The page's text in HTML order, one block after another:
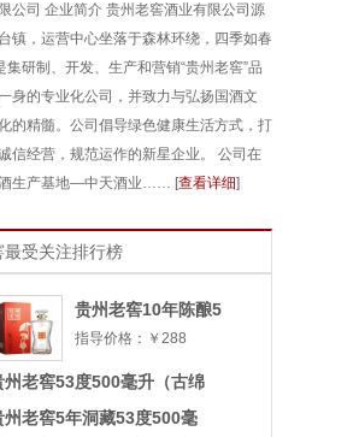
司 企业简介 贵州老窖酒业有限公司源
镇，运营中心坐落于森林环绕，四季如春
集研制、开发、生产和营销“贵州老窖”品
身的专业化公司，并致力与弘扬国酒文
的精髓。公司倡导绿色健康生活方式，打
信经营，规范运作的新星企业。 公司在
酒生产基地—中天酒业…… [查看详细]
最受关注排行榜
贵州老窖10年陈酿5
指导价格：￥288
州老窖53度500毫升（古绵
州老窖5年洞藏53度500毫